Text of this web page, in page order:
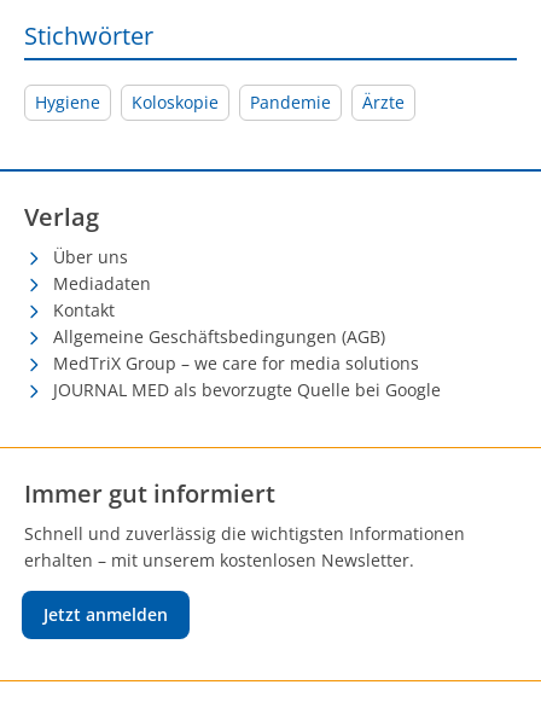
Stichwörter
Hygiene Koloskopie Pandemie Ärzte
Verlag
Über uns
Mediadaten
Kontakt
Allgemeine Geschäftsbedingungen (AGB)
MedTriX Group – we care for media solutions
JOURNAL MED als bevorzugte Quelle bei Google
Immer gut informiert
Schnell und zuverlässig die wichtigsten Informationen
erhalten – mit unserem kostenlosen Newsletter.
Jetzt anmelden